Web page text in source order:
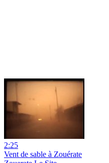
2:25
Vent de sable à Zouérate